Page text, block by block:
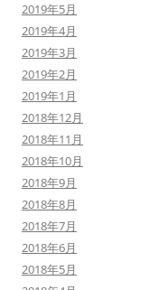
2019年5月
2019年4月
2019年3月
2019年2月
2019年1月
2018年12月
2018年11月
2018年10月
2018年9月
2018年8月
2018年7月
2018年6月
2018年5月